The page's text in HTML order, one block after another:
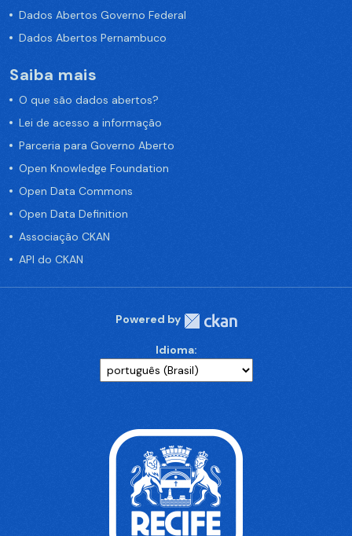
Dados Abertos Governo Federal
Dados Abertos Pernambuco
Saiba mais
O que são dados abertos?
Lei de acesso a informação
Parceria para Governo Aberto
Open Knowledge Foundation
Open Data Commons
Open Data Definition
Associação CKAN
API do CKAN
Powered by
Idioma